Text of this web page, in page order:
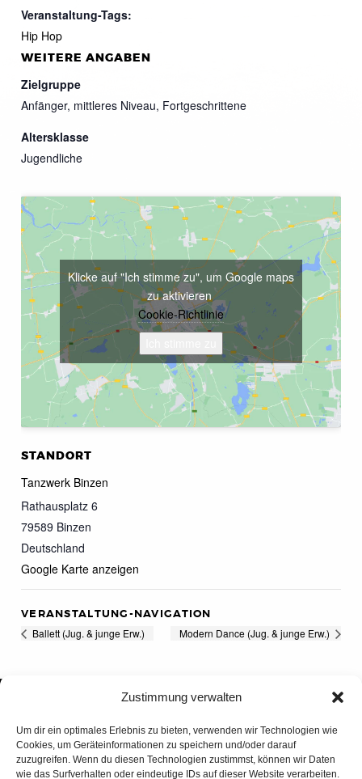
Zustimmung verwalten
Um dir ein optimales Erlebnis zu bieten, verwenden wir Technologien wie
Cookies, um Geräteinformationen zu speichern und/oder darauf
zuzugreifen. Wenn du diesen Technologien zustimmst, können wir Daten
wie das Surfverhalten oder eindeutige IDs auf dieser Website verarbeiten.
Veranstaltung-Tags:
Hip Hop
WEITERE ANGABEN
Zielgruppe
Anfänger, mittleres Niveau, Fortgeschrittene
Altersklasse
Jugendliche
STANDORT
Tanzwerk Binzen
Rathausplatz 6
79589 Binzen
Deutschland
Google Karte anzeigen
Klicke auf "Ich stimme zu", um Google maps
zu aktivieren
Cookie-Richtlinie
VERANSTALTUNG-NAVIGATION
Ballett (Jug. & junge Erw.) Modern Dance (Jug. & junge Erw.)